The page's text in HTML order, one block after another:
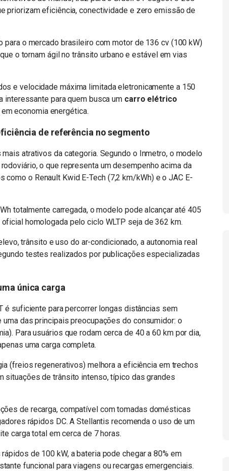
priorizam eficiência, conectividade e zero emissão de
o mercado brasileiro com motor de 136 cv (100 kW)
o tornam ágil no trânsito urbano e estável em vias
e velocidade máxima limitada eletronicamente a 150
interessante para quem busca um carro elétrico
economia energética.
de referência no segmento
atrativos da categoria. Segundo o Inmetro, o modelo
o que representa um desempenho acima da
o Renault Kwid E-Tech (7,2 km/kWh) e o JAC E-
totalmente carregada, o modelo pode alcançar até 405
homologada pelo ciclo WLTP seja de 362 km.
trânsito e uso do ar-condicionado, a autonomia real
testes realizados por publicações especializadas
única carga
é suficiente para percorrer longas distâncias sem
das principais preocupações do consumidor: o
Para usuários que rodam cerca de 40 a 60 km por dia,
uma carga completa.
(freios regenerativos) melhora a eficiência em trechos
situações de trânsito intenso, típico das grandes
de recarga, compatível com tomadas domésticas
rápidos DC. A Stellantis recomenda o uso de um
carga total em cerca de 7 horas.
de 100 kW, a bateria pode chegar a 80% em
funcional para viagens ou recargas emergenciais.